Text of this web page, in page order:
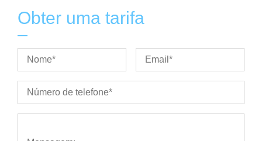
Obter uma tarifa